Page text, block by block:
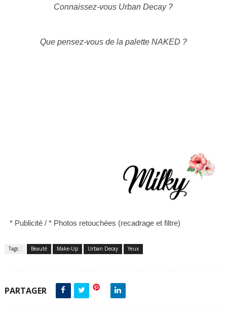
Connaissez-vous Urban Decay ?
Que pensez-vous de la palette NAKED ?
* Publicité / * Photos retouchées (recadrage et filtre)
Tags : Beauté Make-Up Urban Decay Yeux
PARTAGER